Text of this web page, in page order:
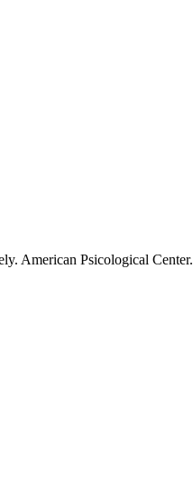
American Psicological Center.